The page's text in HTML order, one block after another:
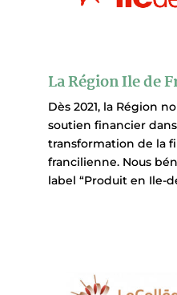
La Région Ile de
Dès 2021, la Région
soutien financier
transformation de la
francilienne. Nous
label “Produit en Ile-